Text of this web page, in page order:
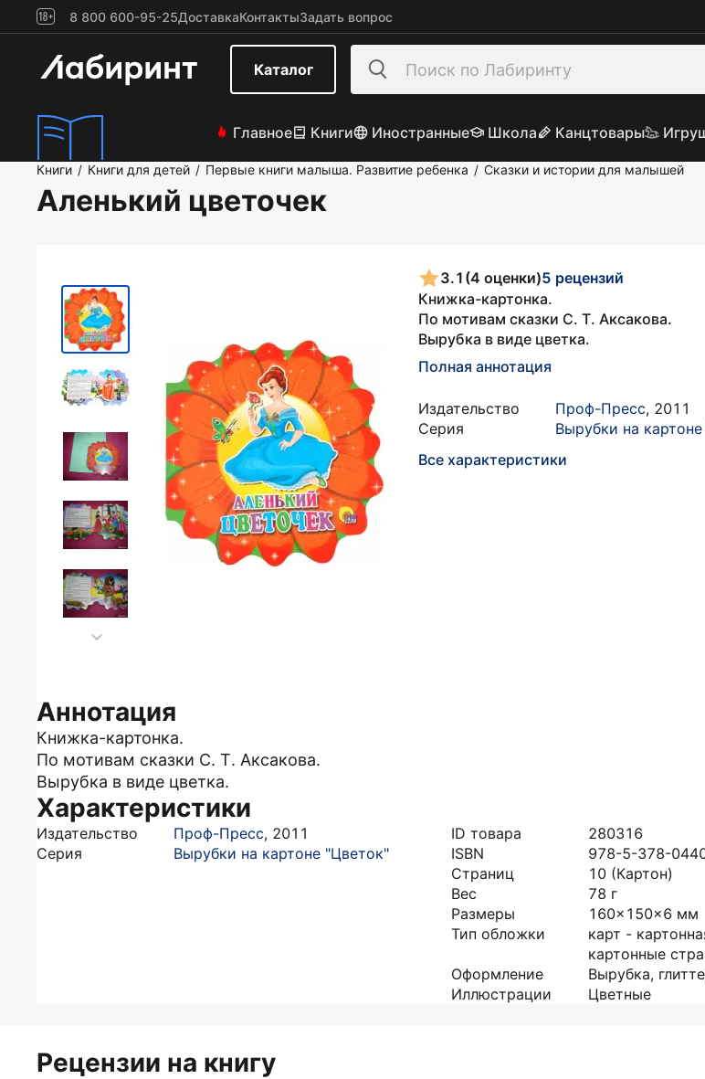
8 800 600-95-25ДоставкаКонтактыЗадать вопрос
Каталог
Главное Книги Иностранные Школа Канцтовары
Книги / Книги для детей / Первые книги малыша. Развитие ребенка / Сказки и истории для малышей
Аленький цветочек
3.1 (4 оценки)5 рецензий
Книжка-картонка.
По мотивам сказки С. Т. Аксакова.
Вырубка в виде цветка.
Полная аннотация
Издательство Проф-Пресс, 2011
Серия
Вырубки на
Все характеристики
Аннотация
Книжка-картонка.
По мотивам сказки С. Т. Аксакова.
Вырубка в виде цветка.
Характеристики
Издательство Проф-Пресс, 2011
Серия
Вырубки на картоне "Цветок"
ID товара
280316
ISBN
978-5-378-
Страниц
10 (Картон)
Вес
78 г
Размеры
160x150x6 мм
Тип обложки
карт -
картонные
Оформление
Вырубка,
Иллюстрации
Цветные
Рецензии на книгу